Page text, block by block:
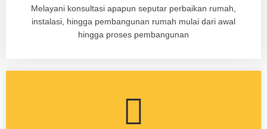
Melayani konsultasi apapun seputar perbaikan rumah,
instalasi, hingga pembangunan rumah mulai dari awal
hingga proses pembangunan